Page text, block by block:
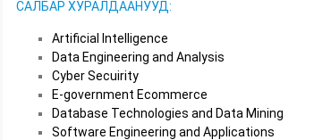
САЛБАР ХУРАЛДААНУУД:
Artificial Intelligence
Data Engineering and Analysis
Cyber Secuirity
E-government Ecommerce
Database Technologies and Data Mining
Software Engineering and Applications